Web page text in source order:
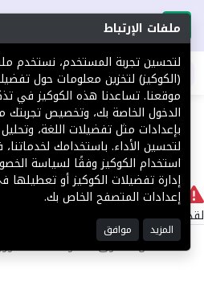
تحميل التطبيق
لا يوجد
لقد حدث خطأ داخلي أثناء معالجة طلبك.
©2025 كل الحقوق محفوظة منصة توور
ملفات الإرتباط
لتحسين تجربة المستخدم، نستخدم
(الكوكيز) لتخزين معلومات حول
موقعنا. تساعدنا هذه الكوكيز في
الدخول الخاصة بك، وتخصيص تجربتك
بإعدادات مثل تفضيلات اللغة،
لتحسين الأداء. باستخدامك
استخدام الكوكيز وفقًا لسياسة
إدارة تفضيلات الكوكيز أو
إعدادات المتصفح الخاص بك.
المزيد موافق